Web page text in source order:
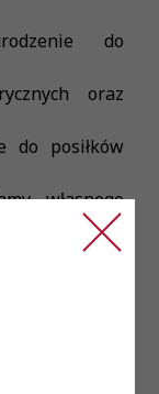
do
oraz
do posiłków
własnego
i
uczy się od
skupione